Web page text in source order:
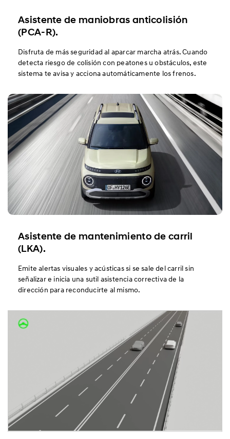
Asistente de maniobras anticolisión
(PCA-R).
Disfruta de más seguridad al aparcar marcha atrás. Cuando
detecta riesgo de colisión con peatones u obstáculos, este
sistema te avisa y acciona automáticamente los frenos.
Asistente de mantenimiento de carril
(LKA).
Emite alertas visuales y acústicas si se sale del carril sin
señalizar e inicia una sutil asistencia correctiva de la
dirección para reconducirte al mismo.